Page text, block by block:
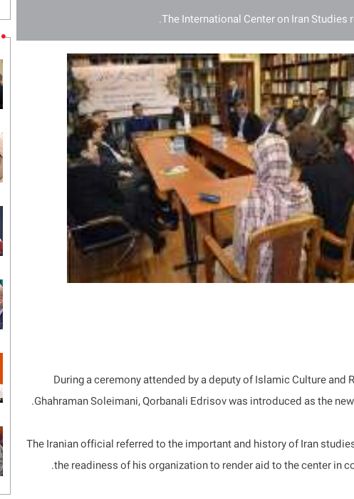
The International Center on Iran Studies
During a ceremony attended by a deputy of Islamic Culture and
Ghahraman Soleimani, Qorbanali Edrisov was introduced as the
The Iranian official referred to the important and history of Iran
the readiness of his organization to render aid to the center in